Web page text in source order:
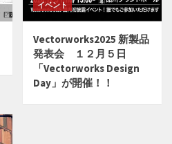
イベント
Vectorworks2025 新製品
発表会 １２月５日
「Vectorworks Design
Day」が開催！！